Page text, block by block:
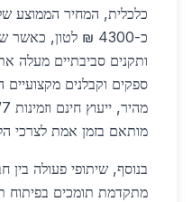
כלכלית, המחיר הממוצע
כ-4300 ₪ לטון,
ותקנים סביבתיים מעלה
ספקים וקבלנים
מותאם בזמן אמת לצרכי
בנוסף, שיתופי פעולה בין
מתקדמת תומכים בפיתוח